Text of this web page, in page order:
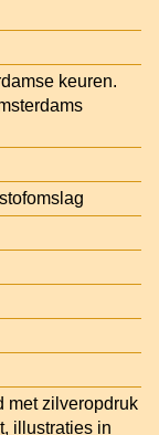
keuren.
met zilveropdruk
illustraties in